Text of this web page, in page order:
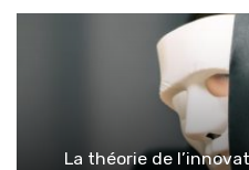
La théorie de